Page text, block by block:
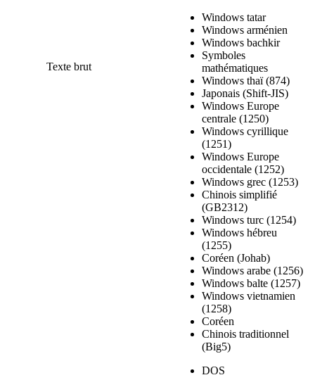
Texte brut
Windows tatar
Windows arménien
Windows bachkir
Symboles
mathématiques
Windows thaï (874)
Japonais (Shift-JIS)
Windows Europe
centrale (1250)
Windows cyrillique
(1251)
Windows Europe
occidentale (1252)
Windows grec (1253)
Chinois simplifié
(GB2312)
Windows turc (1254)
Windows hébreu
(1255)
Coréen (Johab)
Windows arabe (1256)
Windows balte (1257)
Windows vietnamien
(1258)
Coréen
Chinois traditionnel
(Big5)
DOS